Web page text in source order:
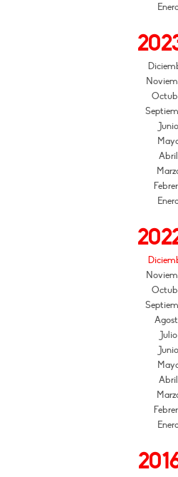
Junio
Abril
Julio
Junio
Abril